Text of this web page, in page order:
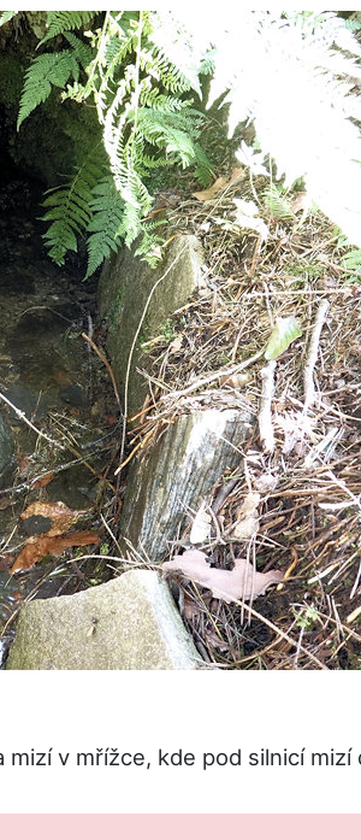
v mřížce, kde pod silnicí mizí